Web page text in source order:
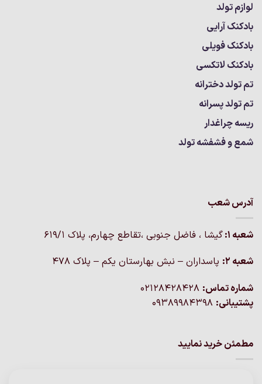
لوازم تولد
بادکنک آرایی
بادکنک فویلی
بادکنک لاتکسی
تم تولد دخترانه
تم تولد پسرانه
ریسه چراغدار
شمع و فشفشه تولد
آدرس شعب
شعبه 1:
گيشا ، فاضل جنوبی ،تقاطع چهارم، پلاک 619/1
شعبه 2:
پاسداران – نبش بهارستان یکم – پلاک ۴۷۸
شماره تماس:
پشتیبانی:
مطمئن خرید نمایید